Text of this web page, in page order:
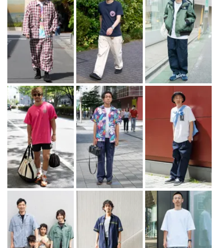
エプロン 古着
バッグ エルエルビーン×フローフォールド
腕時計 カシオ
リング 古着
コンズ×ポップトレーディングカンパニー